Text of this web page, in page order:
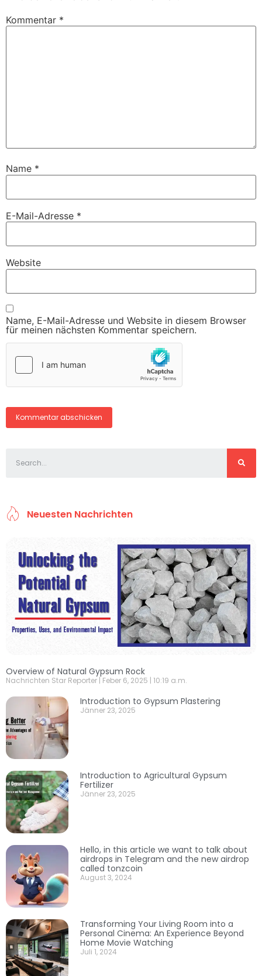
Kommentar *
Name *
E-Mail-Adresse *
Website
Name, E-Mail-Adresse und Website in diesem Browser
für meinen nächsten Kommentar speichern.
Neuesten Nachrichten
Overview of Natural Gypsum Rock
Nachrichten Star Reporter Feber 6, 2025 10:19 a.m.
Introduction to Gypsum Plastering
Jänner 23, 2025
Introduction to Agricultural Gypsum
Fertilizer
Jänner 23, 2025
Hello, in this article we want to talk about
airdrops in Telegram and the new airdrop
called tonzcoin
August 3, 2024
Transforming Your Living Room into a
Personal Cinema: An Experience Beyond
Home Movie Watching
Juli 1, 2024